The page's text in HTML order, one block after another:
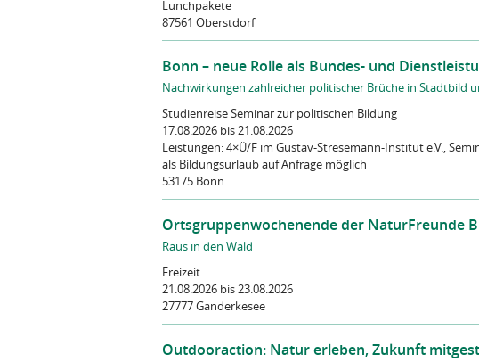
Lunchpakete
87561 Oberstdorf
Bonn – neue Rolle als Bundes- und
Nachwirkungen zahlreicher politischer Brüche in Stadtbild
Studienreise Seminar zur politischen Bildung
17.08.2026 bis 21.08.2026
Leistungen:4×Ü/F im Gustav-Stresemann-Institut e.V.,
als Bildungsurlaub auf Anfrage möglich
53175 Bonn
Ortsgruppenwochenende der NaturFreunde
Raus in den Wald
Freizeit
21.08.2026 bis 23.08.2026
27777 Ganderkesee
Outdooraction: Natur erleben, Zukunft